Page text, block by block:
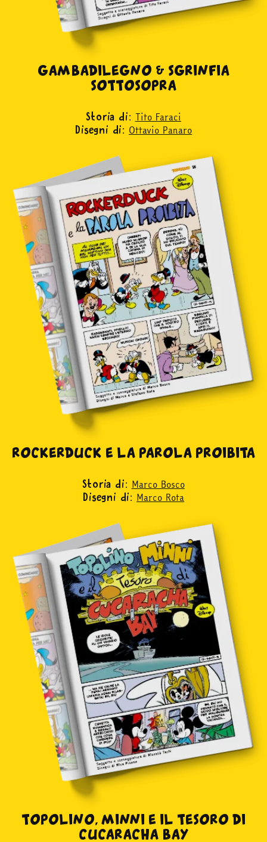
GAMBADILEGNO & SGRINFIA
SOTTOSOPRA
Storia di: Tito Faraci
Disegni di: Ottavio Panaro
ROCKERDUCK E LA PAROLA PROIBITA
Storia di: Marco Bosco
Disegni di: Marco Rota
TOPOLINO, MINNI E IL TESORO DI
CUCARACHA BAY